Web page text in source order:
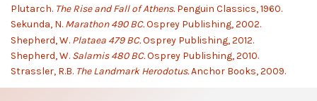
Plutarch. The Rise and Fall of Athens.Penguin Classics, 1960.
Sekunda, N. Marathon 490 BC.Osprey Publishing, 2002.
Shepherd, W. Plataea 479 BC.Osprey Publishing, 2012.
Shepherd, W. Salamis 480 BC.Osprey Publishing, 2010.
Strassler, R.B. The Landmark Herodotus.Anchor Books, 2009.